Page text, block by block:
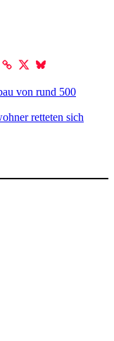
von rund 500
retteten sich